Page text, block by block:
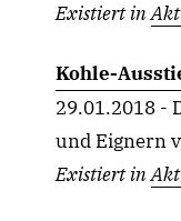
Existiert in
Kohle-
29.01.2018 -
und Eignern
Existiert in